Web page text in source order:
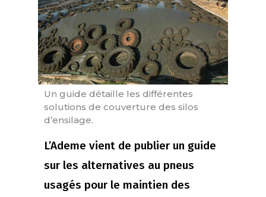
Un guide détaille les différentes
solutions de couverture des silos
d’ensilage.
L’Ademe vient de publier un guide
sur les alternatives au pneus
usagés pour le maintien des